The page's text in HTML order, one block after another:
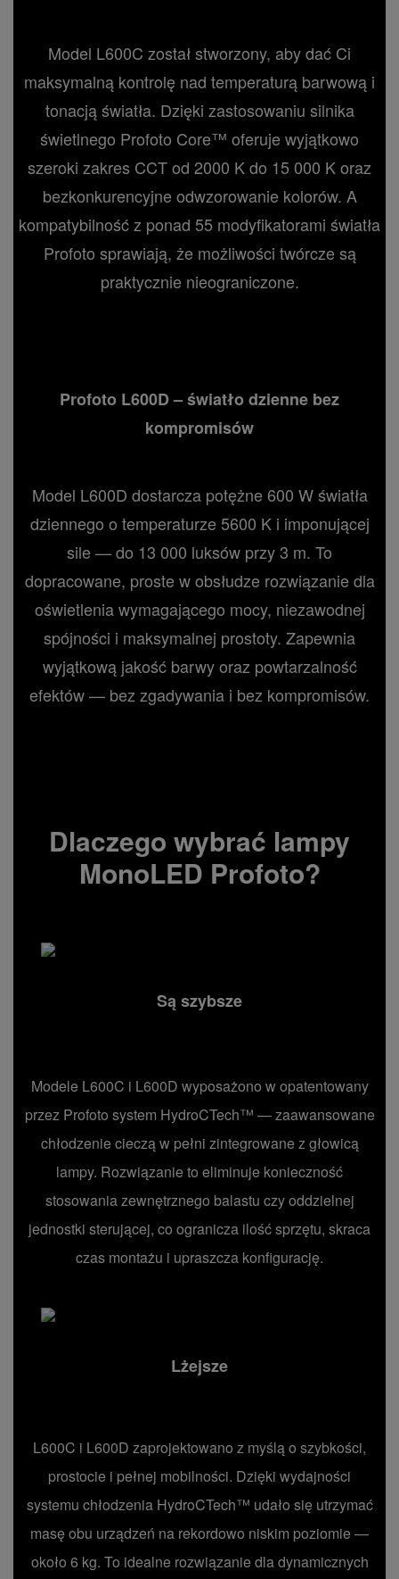
Model L600C został stworzony, aby dać Ci
maksymalną kontrolę nad temperaturą barwową i
tonacją światła. Dzięki zastosowaniu silnika
świetlnego Profoto Core™ oferuje wyjątkowo
szeroki zakres CCT od 2000 K do 15 000 K oraz
bezkonkurencyjne odwzorowanie kolorów. A
kompatybilność z ponad 55 modyfikatorami światła
Profoto sprawiają, że możliwości twórcze są
praktycznie nieograniczone.
Profoto L600D – światło dzienne bez
kompromisów
Model L600D dostarcza potężne 600 W światła
dziennego o temperaturze 5600 K i imponującej
sile — do 13 000 luksów przy 3 m. To
dopracowane, proste w obsłudze rozwiązanie dla
oświetlenia wymagającego mocy, niezawodnej
spójności i maksymalnej prostoty. Zapewnia
wyjątkową jakość barwy oraz powtarzalność
efektów — bez zgadywania i bez kompromisów.
Dlaczego wybrać lampy
MonoLED Profoto?
Są szybsze
Modele L600C i L600D wyposażono w opatentowany
przez Profoto system HydroCTech™ — zaawansowane
chłodzenie cieczą w pełni zintegrowane z głowicą
lampy. Rozwiązanie to eliminuje konieczność
stosowania zewnętrznego balastu czy oddzielnej
jednostki sterującej, co ogranicza ilość sprzętu, skraca
czas montażu i upraszcza konfigurację.
Lżejsze
L600C i L600D zaprojektowano z myślą o szybkości,
prostocie i pełnej mobilności. Dzięki wydajności
systemu chłodzenia HydroCTech™ udało się utrzymać
masę obu urządzeń na rekordowo niskim poziomie —
około 6 kg. To idealne rozwiązanie dla dynamicznych